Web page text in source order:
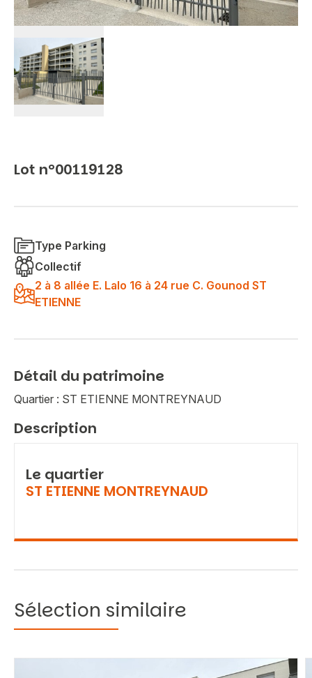
Lot n°00119128
Type Parking
Collectif
2 à 8 allée E. Lalo 16 à 24 rue C. Gounod ST
ETIENNE
Détail du patrimoine
Quartier : ST ETIENNE MONTREYNAUD
Description
Le quartier
ST ETIENNE MONTREYNAUD
Sélection similaire